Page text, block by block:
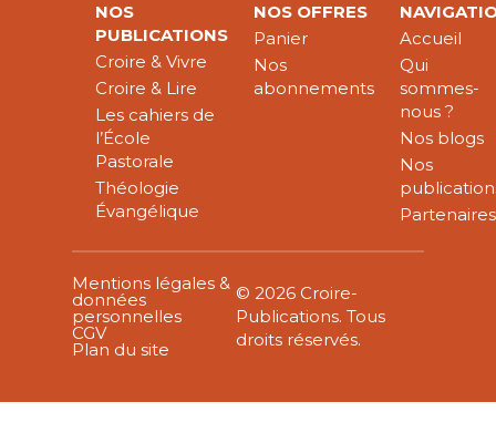
NOS
PUBLICATIONS
Croire & Vivre
Croire & Lire
Les cahiers de
l’École
Pastorale
Théologie
Évangélique
NOS OFFRES
Panier
Nos
abonnements
Accueil
Qui
sommes-
nous ?
Nos blogs
Nos
Partenaires
Mentions légales &
données
personnelles
CGV
Plan du site
© 2026 Croire-
Publications. Tous
droits réservés.